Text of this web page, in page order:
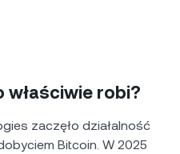
właściwie robi?
zaczęło działalność
Bitcoin. W 2025